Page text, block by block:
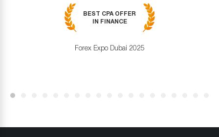
BEST CPA OFFER
IN FINANCE
Forex Expo Dubai 2025